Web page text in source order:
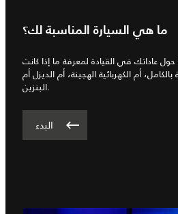
ما هي السيارة المناسبة لك؟
حول عاداتك في القيادة لمعرفة ما إذا كانت
أم الكهربائية الهجينة، أم الديزل أم
البنزين.
البدء